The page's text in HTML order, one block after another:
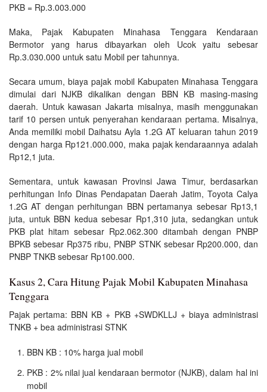
PKB = Rp.3.003.000
Maka, Pajak Kabupaten Minahasa Tenggara Kendaraan
Bermotor yang harus dibayarkan oleh Ucok yaitu sebesar
Rp.3.030.000 untuk satu Mobil per tahunnya.
Secara umum, biaya pajak mobil Kabupaten Minahasa Tenggara
dimulai dari NJKB dikalikan dengan BBN KB masing-masing
daerah. Untuk kawasan Jakarta misalnya, masih menggunakan
tarif 10 persen untuk penyerahan kendaraan pertama. Misalnya,
Anda memiliki mobil Daihatsu Ayla 1.2G AT keluaran tahun 2019
dengan harga Rp121.000.000, maka pajak kendaraannya adalah
Rp12,1 juta.
Sementara, untuk kawasan Provinsi Jawa Timur, berdasarkan
perhitungan Info Dinas Pendapatan Daerah Jatim, Toyota Calya
1.2G AT dengan perhitungan BBN pertamanya sebesar Rp13,1
juta, untuk BBN kedua sebesar Rp1,310 juta, sedangkan untuk
PKB plat hitam sebesar Rp2.062.300 ditambah dengan PNBP
BPKB sebesar Rp375 ribu, PNBP STNK sebesar Rp200.000, dan
PNBP TNKB sebesar Rp100.000.
Kasus 2, Cara Hitung Pajak Mobil Kabupaten Minahasa
Tenggara
Pajak pertama: BBN KB + PKB +SWDKLLJ + biaya administrasi
TNKB + bea administrasi STNK
BBN KB : 10% harga jual mobil
PKB : 2% nilai jual kendaraan bermotor (NJKB), dalam hal ini
mobil